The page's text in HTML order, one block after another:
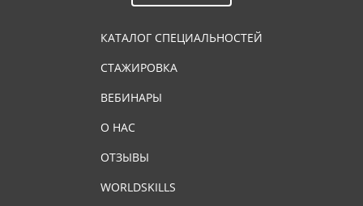
КАТАЛОГ СПЕЦИАЛЬНОСТЕЙ
СТАЖИРОВКА
ВЕБИНАРЫ
О НАС
ОТЗЫВЫ
WORLDSKILLS